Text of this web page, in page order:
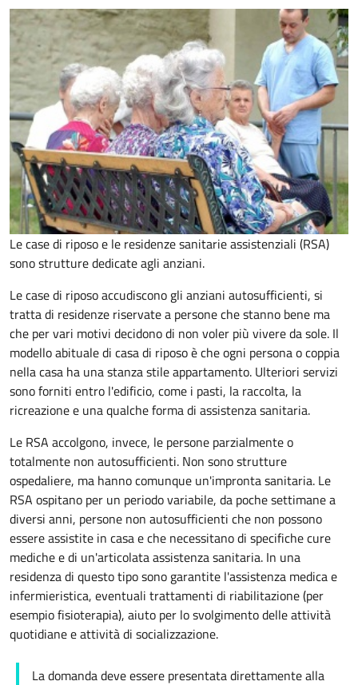
Le case di riposo e le residenze sanitarie assistenziali (RSA)
sono strutture dedicate agli anziani.
Le case di riposo accudiscono gli anziani autosufficienti, si
tratta di residenze riservate a persone che stanno bene ma
che per vari motivi decidono di non voler più vivere da sole. Il
modello abituale di casa di riposo è che ogni persona o coppia
nella casa ha una stanza stileappartamento. Ulteriori servizi
sono forniti entro l'edificio, come i pasti, la raccolta, la
ricreazione e una qualche forma di assistenza sanitaria.
Le RSA accolgono, invece, le persone parzialmente o
totalmente non autosufficienti. Non sono strutture
ospedaliere, ma hanno comunque un'impronta sanitaria. Le
RSA ospitano per un periodo variabile, da poche settimane a
diversi anni, persone non autosufficienti che non possono
essere assistite in casa e che necessitano di specifiche cure
mediche e di un'articolata assistenza sanitaria. In una
residenza di questo tipo sono garantite l'assistenza medica e
infermieristica, eventuali trattamenti di riabilitazione (per
esempio fisioterapia), aiuto per lo svolgimento delle attività
quotidiane e attività di socializzazione.
La domanda deve essere presentata direttamente alla